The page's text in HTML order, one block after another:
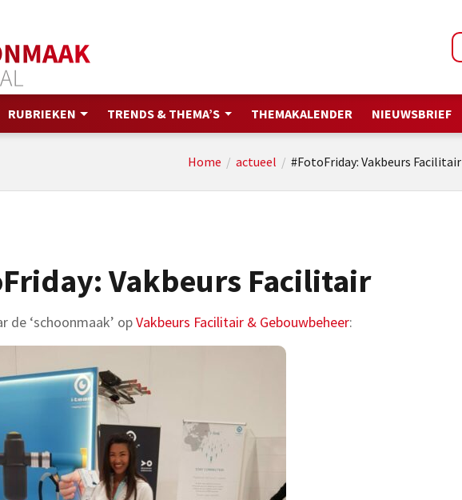
RUBRIEKEN TRENDS & THEMA’S THEMAKALENDER NIEUWSBRIEF
Home / actueel / #FotoFriday: Vakbeurs Facilitair
Vakbeurs Facilitair
de ‘schoonmaak’ opVakbeurs Facilitair & Gebouwbeheer: